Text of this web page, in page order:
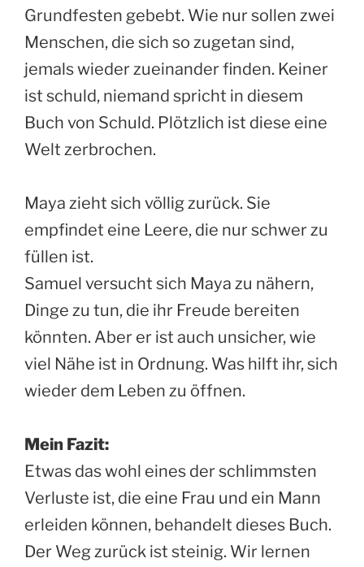
Grundfesten gebebt. Wie nur sollen zwei
Menschen, die sich so zugetan sind,
jemals wieder zueinander finden. Keiner
ist schuld, niemand spricht in diesem
Buch von Schuld. Plötzlich ist diese eine
Welt zerbrochen.
Maya zieht sich völlig zurück. Sie
empfindet eine Leere, die nur schwer zu
füllen ist.
Samuel versucht sich Maya zu nähern,
Dinge zu tun, die ihr Freude bereiten
könnten. Aber er ist auch unsicher, wie
viel Nähe ist in Ordnung. Was hilft ihr, sich
wieder dem Leben zu öffnen.
Mein Fazit:
Etwas das wohl eines der schlimmsten
Verluste ist, die eine Frau und ein Mann
erleiden können, behandelt dieses Buch.
Der Weg zurück ist steinig. Wir lernen